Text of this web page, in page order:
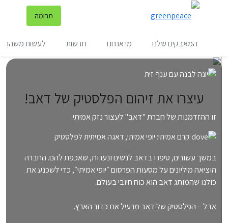
תרומה
המאבקים שלנו מי אנחנו חדשות לעשות משהו
עיצרו את זיהום הפלסטיק של דאב!
זו ההזדמנות של חברת "דאב" לעצור נזק אמיתי.
במשך עשורים, סיפרו בדאב לנשים ונערות, שאכפת להם. החברה
הוציאה מיליונים על מסעות הפרסום ״יופי אמיתי״, כדי לשכנע את
כולנו שהמותג דאב הוא כוח חיובי בעולם.
אבל – הפלסטיק של דאב מרעיל את כדור הארץ.